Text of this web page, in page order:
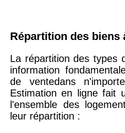
75013 -Paris
13ème
arrondissement
10 073 €
Répartition des biens
La répartition des types
information
de ventedans
Estimation en ligne fait
l'ensemble des
leur répartition :